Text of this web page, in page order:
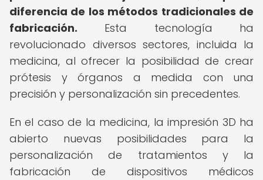
diferencia de los métodos tradicionales de
fabricación. Esta tecnología ha
revolucionado diversos sectores, incluida la
medicina, al ofrecer la posibilidad de crear
prótesis y órganos a medida con una
precisión y personalización sin precedentes.
En el caso de la medicina, la impresión 3D ha
abierto nuevas posibilidades para la
personalización de tratamientos y la
fabricación de dispositivos médicos